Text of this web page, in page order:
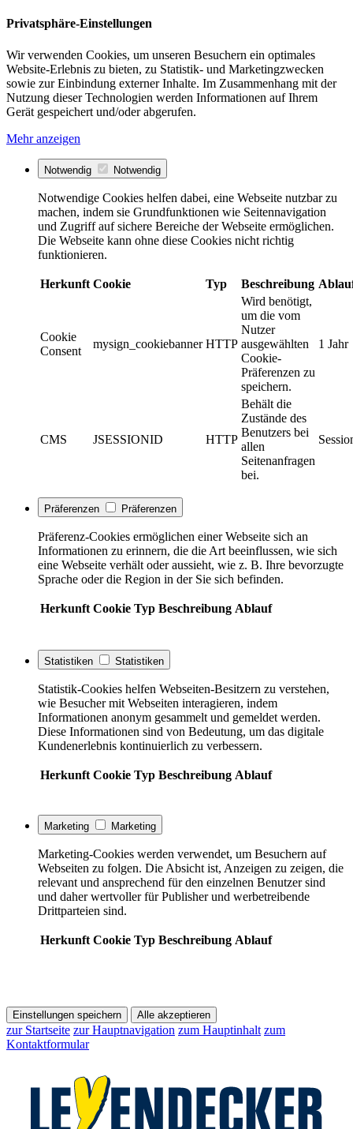
Privatsphäre-Einstellungen
Wir verwenden Cookies, um unseren Besuchern ein optimales
Website-Erlebnis zu bieten, zu Statistik- und Marketingzwecken
sowie zur Einbindung externer Inhalte. Im Zusammenhang mit der
Nutzung dieser Technologien werden Informationen auf Ihrem
Gerät gespeichert und/oder abgerufen.
Mehr anzeigen
Notwendig Notwendig
Notwendige Cookies helfen dabei, eine Webseite nutzbar zu
machen, indem sie Grundfunktionen wie Seitennavigation
und Zugriff auf sichere Bereiche der Webseite ermöglichen.
Die Webseite kann ohne diese Cookies nicht richtig
funktionieren.
Herkunft Cookie Typ Beschreibung
Cookie
Consent
mysign_cookiebanner HTTP
Wird benötigt,
um die vom
Nutzer
ausgewählten
Cookie-
Präferenzen zu
speichern.
1 Jahr
CMS JSESSIONID HTTP
Behält die
Zustände des
Benutzers bei
allen
Seitenanfragen
bei.
Präferenzen Präferenzen
Präferenz-Cookies ermöglichen einer Webseite sich an
Informationen zu erinnern, die die Art beeinflussen, wie sich
eine Webseite verhält oder aussieht, wie z. B. Ihre bevorzugte
Sprache oder die Region in der Sie sich befinden.
Herkunft Cookie Typ Beschreibung Ablauf
Statistiken Statistiken
Statistik-Cookies helfen Webseiten-Besitzern zu verstehen,
wie Besucher mit Webseiten interagieren, indem
Informationen anonym gesammelt und gemeldet werden.
Diese Informationen sind von Bedeutung, um das digitale
Kundenerlebnis kontinuierlich zu verbessern.
Herkunft Cookie Typ Beschreibung Ablauf
Marketing Marketing
Marketing-Cookies werden verwendet, um Besuchern auf
Webseiten zu folgen. Die Absicht ist, Anzeigen zu zeigen, die
relevant und ansprechend für den einzelnen Benutzer sind
und daher wertvoller für Publisher und werbetreibende
Drittparteien sind.
Herkunft Cookie Typ Beschreibung Ablauf
Einstellungen speichern Alle akzeptieren
zur Startseite zur Hauptnavigation zum Hauptinhalt zum
Kontaktformular